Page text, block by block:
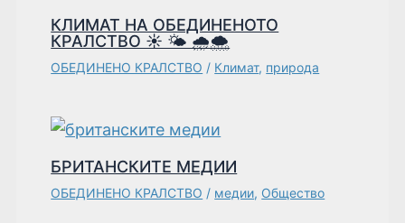
КЛИМАТ НА ОБЕДИНЕНОТО
КРАЛСТВО ☀️ 🌤️ 🌧️🌨️
ОБЕДИНЕНО КРАЛСТВО / Климат, природа
БРИТАНСКИТЕ МЕДИИ
ОБЕДИНЕНО КРАЛСТВО / медии, Общество